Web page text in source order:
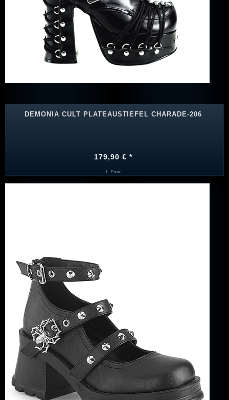
DEMONIA CULT PLATEAUSTIEFEL CHARADE-206
179,90 € *
1 Paar